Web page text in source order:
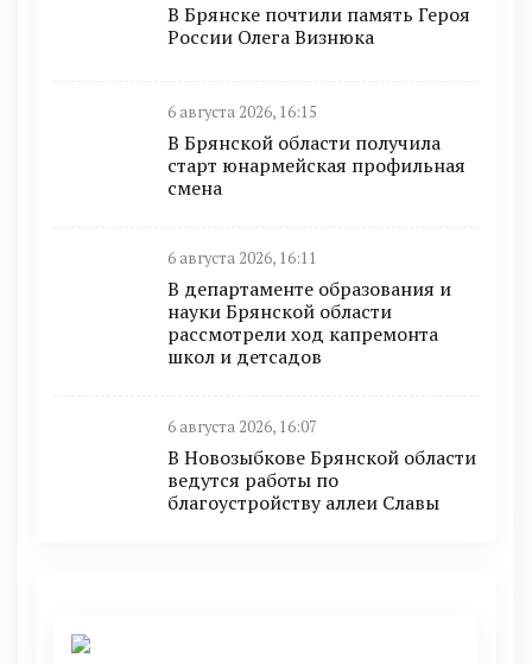
В Брянске почтили память Героя
России Олега Визнюка
6 августа 2026, 16:15
В Брянской области получила
старт юнармейская профильная
смена
6 августа 2026, 16:11
В департаменте образования и
науки Брянской области
рассмотрели ход капремонта
школ и детсадов
6 августа 2026, 16:07
В Новозыбкове Брянской области
ведутся работы по
благоустройству аллеи Славы